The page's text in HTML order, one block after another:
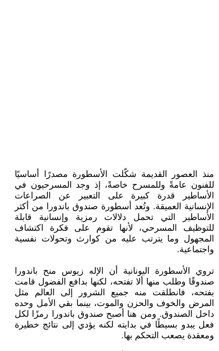
منذ العصور القديمة شكّلت الأسطورة مصدرًا أساسيًا
للفنون عامةً وللمسرح خاصةً، إذ وجد المسرحيون في
الأساطير قدرة كبيرة على التعبير عن الصراعات
الإنسانية العميقة. وتُعد أسطورة صندوق باندورا من أكثر
الأساطير التي تحمل دلالات رمزية وإنسانية قابلة
للتوظيف المسرحي، لأنها تقوم على فكرة اكتشاف
المجهول وما يترتب عليه من كوارث وتحولات نفسية
واجتماعية.
تروي الأسطورة اليونانية أن الإله زيوس منح باندورا
صندوقًا وطلب منها ألا تفتحه، لكنها بدافع الفضول قامت
بفتحه، فانطلقت منه جميع الشرور إلى العالم مثل
المرض والخوف والحزن والموت، بينما بقي الأمل وحده
داخل الصندوق. ومن هنا أصبح صندوق باندورا رمزًا لكل
فعل يبدو بسيطًا في بدايته لكنه يؤدي إلى نتائج خطيرة
ومعقدة يصعب التحكم بها.